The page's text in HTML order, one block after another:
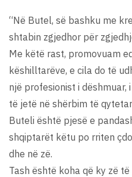
“Në Butel, së bashku me
shtabin zgjedhor për
Me këtë rast, promovuam
këshilltarëve, e cila do të
një profesionist i
të jetë në shërbim të
Buteli është pjesë e
shqiptarët këtu po rriten
dhe në zë.
Tash është koha që ky zë